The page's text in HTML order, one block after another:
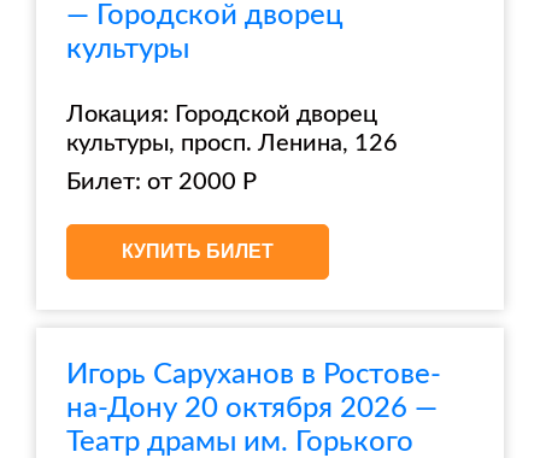
— Городской дворец
культуры
Локация: Городской дворец
культуры, просп. Ленина, 126
Билет: от 2000 Р
КУПИТЬ БИЛЕТ
Игорь Саруханов в Ростове-
на-Дону 20 октября 2026 —
Театр драмы им. Горького